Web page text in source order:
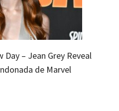
– Jean Grey Reveal
de Marvel